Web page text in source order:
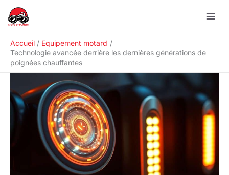
Accueil
Equipement motard
Technologie avancée derrière les dernières générations de
poignées chauffantes
R
e
h
e
c